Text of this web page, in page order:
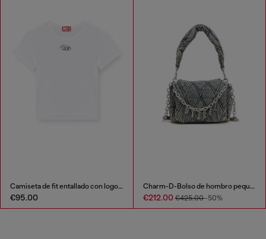
Camiseta de fit entallado con logotipo Oval D recortado
€95.00
Charm-D-Bolso de hombro pequeño de denim acolchado
€212.00€425.00-50%